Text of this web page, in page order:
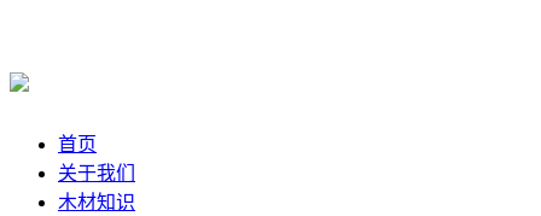
首页
关于我们
木材知识